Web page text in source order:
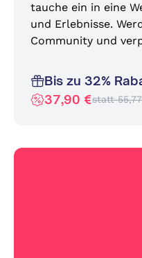
tauche ein in eine
und Erlebnisse.
Community und
Bis zu 32%
37,90 €statt